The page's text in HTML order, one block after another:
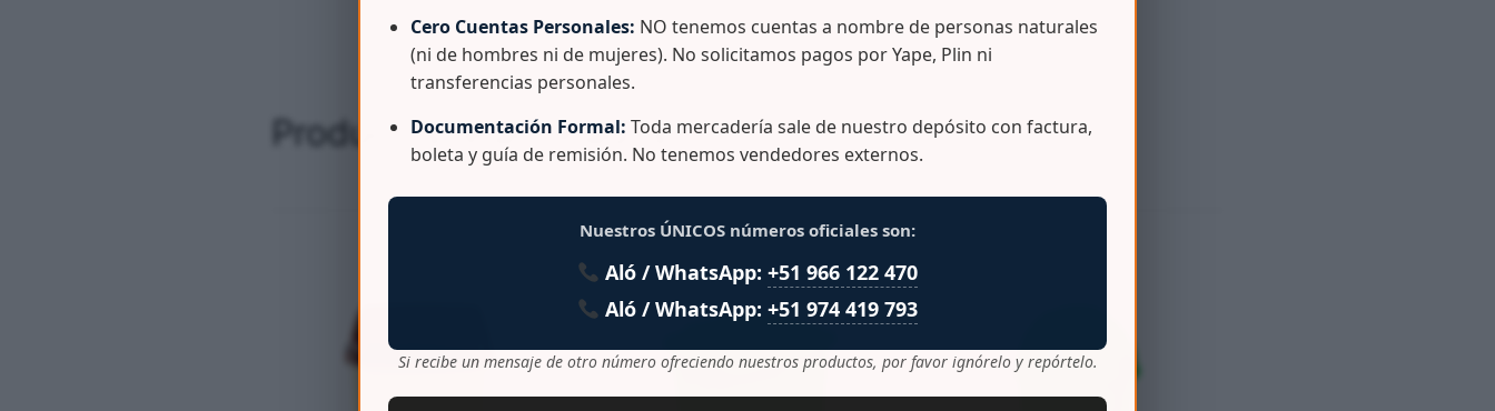
Productos relacionados
Cero Cuentas Personales: NO tenemos cuentas a nombre de personas naturales
(ni de hombres ni de mujeres). No solicitamos pagos por Yape, Plin ni
transferencias personales.
Documentación Formal: Toda mercadería sale de nuestro depósito con factura,
boleta y guía de remisión. No tenemos vendedores externos.
Nuestros ÚNICOS números oficiales son:
Aló / WhatsApp:+51 966 122 470
Aló / WhatsApp:+51 974 419 793
Si recibe un mensaje de otro número ofreciendo nuestros productos, por favor ignórelo y repórtelo.